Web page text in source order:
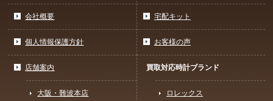
会社概要
個人情報保護方針
宅配キット
お客様の声
店舗案内
大阪・難波本店
買取対応時計ブランド
ロレックス